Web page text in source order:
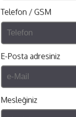
Telefon / GSM
E-Posta adresiniz
Mesleğiniz